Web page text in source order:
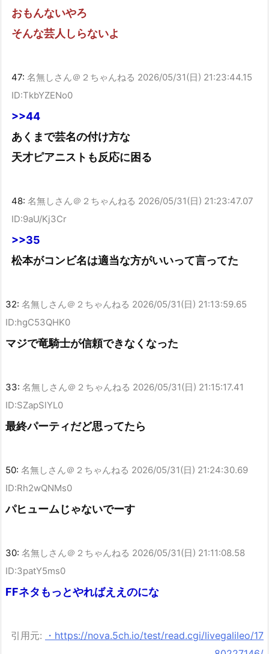
おもんないやろ
そんな芸人しらないよ
47: 名無しさん＠２ちゃんねる 2026/05/31(日) 21:23:44.15
ID:TkbYZENo0
>>44
あくまで芸名の付け方な
天才ピアニストも反応に困る
48: 名無しさん＠２ちゃんねる 2026/05/31(日) 21:23:47.07
ID:9aU/Kj3Cr
>>35
松本がコンビ名は適当な方がいいって言ってた
32: 名無しさん＠２ちゃんねる 2026/05/31(日) 21:13:59.65
ID:hgC53QHK0
マジで竜騎士が信頼できなくなった
33: 名無しさん＠２ちゃんねる 2026/05/31(日) 21:15:17.41
ID:SZapSlYL0
最終パーティだど思ってたら
50: 名無しさん＠２ちゃんねる 2026/05/31(日) 21:24:30.69
ID:Rh2wQNMs0
パヒュームじゃないでーす
30: 名無しさん＠２ちゃんねる 2026/05/31(日) 21:11:08.58
ID:3patY5ms0
FFネタもっとやればええのにな
引用元:
・https://nova.5ch.io/test/read.cgi/livegalileo/17